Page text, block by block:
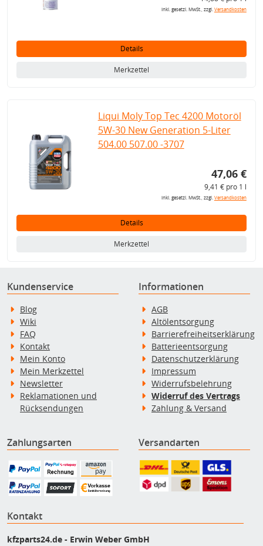
inkl. gesetzl. MwSt., zzgl.Versandkosten
Details
Merkzettel
Liqui Moly Top Tec 4200 Motoröl
5W-30 New Generation 5-Liter
504.00 507.00 -3707
47,06 €
9,41 € pro 1 l
inkl. gesetzl. MwSt., zzgl.Versandkosten
Details
Merkzettel
Kundenservice
Blog
Wiki
FAQ
Kontakt
Mein Konto
Mein Merkzettel
Newsletter
Reklamationen und
Rücksendungen
Informationen
AGB
Altölentsorgung
Barrierefreiheitserklärung
Batterieentsorgung
Datenschutzerklärung
Impressum
Widerrufsbelehrung
Widerruf des Vertrags
Zahlung & Versand
Zahlungsarten Versandarten
Kontakt
kfzparts24.de - Erwin Weber GmbH